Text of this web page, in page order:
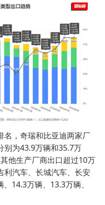
，奇瑞和比亚迪两家厂
别为43.9万辆和35.7万
他生产厂商出口超过10万
利汽车、长城汽车、长安
14.3万辆、13.3万辆、